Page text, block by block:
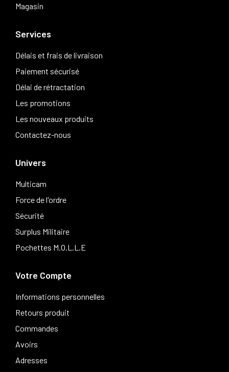
Magasin
Services
Délais et frais de livraison
Paiement sécurisé
Délai de rétractation
Les promotions
Les nouveaux produits
Contactez-nous
Univers
Multicam
Force de l'ordre
Sécurité
Surplus Militaire
Pochettes M.O.L.L.E
Votre Compte
Informations personnelles
Retours produit
Commandes
Avoirs
Adresses